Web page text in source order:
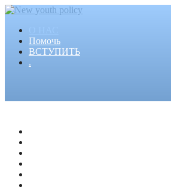
Помочь
ВСТУПИТЬ
.